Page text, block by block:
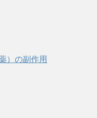
）の副作用